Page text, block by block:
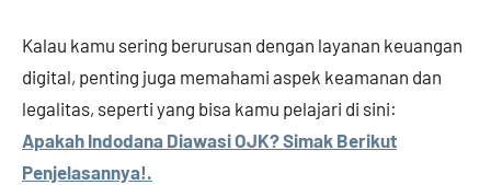
Kalau kamu sering berurusan dengan layanan keuangan
digital, penting juga memahami aspek keamanan dan
legalitas, seperti yang bisa kamu pelajari di sini:
Apakah Indodana Diawasi OJK? Simak Berikut
Penjelasannya!.